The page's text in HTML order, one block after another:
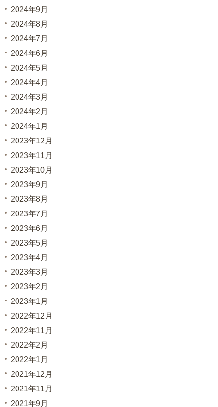
2024年9月
2024年8月
2024年7月
2024年6月
2024年5月
2024年4月
2024年3月
2024年2月
2024年1月
2023年12月
2023年11月
2023年10月
2023年9月
2023年8月
2023年7月
2023年6月
2023年5月
2023年4月
2023年3月
2023年2月
2023年1月
2022年12月
2022年11月
2022年2月
2022年1月
2021年12月
2021年11月
2021年9月